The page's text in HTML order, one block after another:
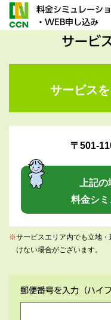
料金シミュレーシ
・WEB申し込み
サービ
サービス
〒501-
上記
料金シ
※サービスエリア内でも立地
けない場合がございます。
郵便番号を入力 （ハイ